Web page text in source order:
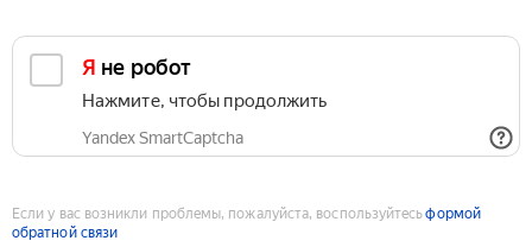
Я не робот
Нажмите, чтобы продолжить
Yandex SmartCaptcha
Если у вас возникли проблемы, пожалуйста, воспользуйтесьформой
обратной связи